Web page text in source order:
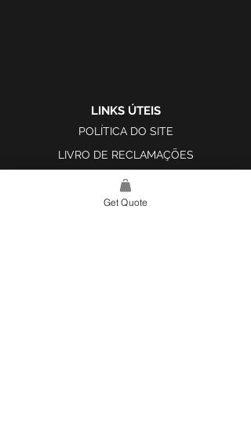
LINKS ÚTEIS
POLÍTICA DO SITE
LIVRO DE RECLAMAÇÕES
Get Quote